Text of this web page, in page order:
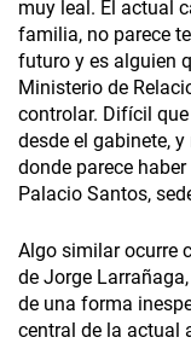
muy leal. El actual
familia, no parece
futuro y es alguien
Ministerio de
controlar. Difícil
desde el gabinete,
donde parece
Palacio Santos,
Algo similar ocurre
de Jorge
de una forma
central de la actual